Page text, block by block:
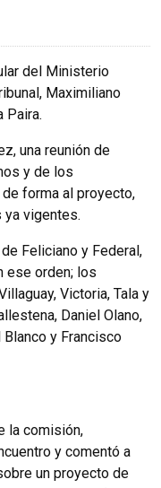
del Ministerio
Maximiliano
Paira.
una reunión de
y de los
forma al proyecto,
vigentes.
Feliciano y Federal,
ese orden; los
Victoria, Tala y
Daniel Olano,
Blanco y Francisco
la comisión,
y comentó a
un proyecto de